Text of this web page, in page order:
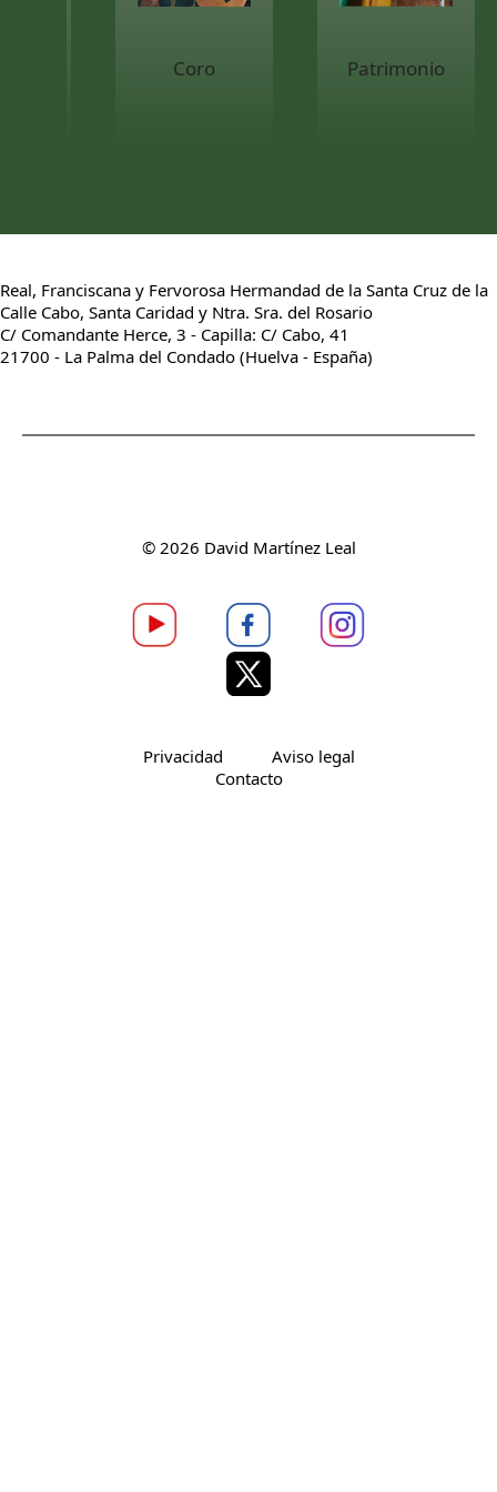
Coro Patrimonio
Real, Franciscana y Fervorosa Hermandad de la Santa Cruz de la
Calle Cabo, Santa Caridad y Ntra. Sra. del Rosario
C/ Comandante Herce, 3 - Capilla: C/ Cabo, 41
21700 - La Palma del Condado (Huelva - España)
© 2026 David Martínez Leal
Privacidad
Aviso legal
Contacto